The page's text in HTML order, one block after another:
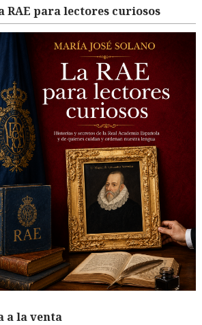
RAE para lectores curiosos
a la venta